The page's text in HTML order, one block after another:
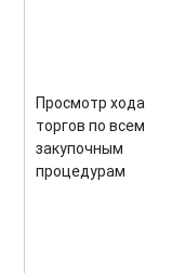
Просмотр хода
торгов по всем
закупочным
процедурам